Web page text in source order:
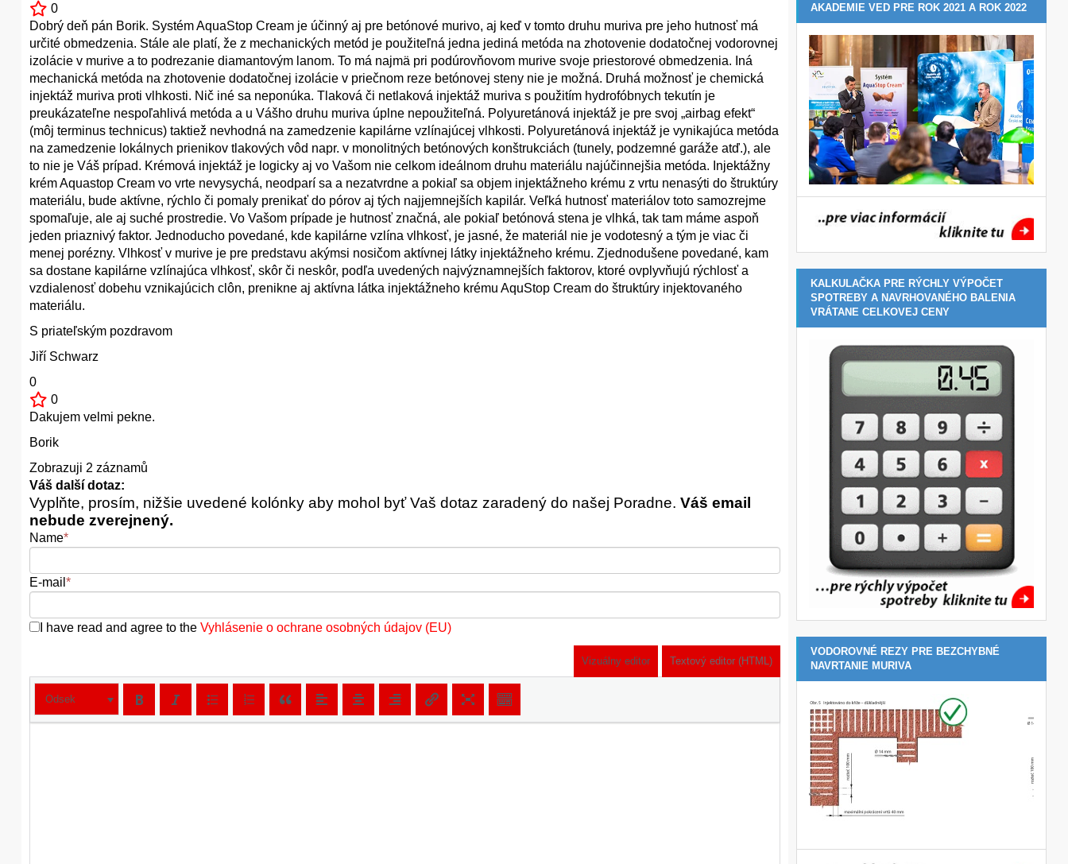
0
Dobrý deň pán Borik. Systém AquaStop Cream je účinný aj pre betónové murivo, aj keď v tomto druhu muriva pre jeho hutnosť má
určité obmedzenia. Stále ale platí, že z mechanických metód je použiteľná jedna jediná metóda na zhotovenie dodatočnej vodorovnej
izolácie v murive a to podrezanie diamantovým lanom. To má najmä pri podúrovňovom murive svoje priestorové obmedzenia. Iná
mechanická metóda na zhotovenie dodatočnej izolácie v priečnom reze betónovej steny nie je možná. Druhá možnosť je chemická
injektáž muriva proti vlhkosti. Nič iné sa neponúka. Tlaková či netlaková injektáž muriva s použitím hydrofóbnych tekutín je
preukázateľne nespoľahlivá metóda a u Vášho druhu muriva úplne nepoužiteľná. Polyuretánová injektáž je pre svoj „airbag efekt“
(môj terminus technicus) taktiež nevhodná na zamedzenie kapilárne vzlínajúcej vlhkosti. Polyuretánová injektáž je vynikajúca metóda
na zamedzenie lokálnych prienikov tlakových vôd napr. v monolitných betónových konštrukciách (tunely, podzemné garáže atď.), ale
to nie je Váš prípad. Krémová injektáž je logicky aj vo Vašom nie celkom ideálnom druhu materiálu najúčinnejšia metóda. Injektážny
krém Aquastop Cream vo vrte nevysychá, neodparí sa a nezatvrdne a pokiaľ sa objem injektážneho krému z vrtu nenasýti do štruktúry
materiálu, bude aktívne, rýchlo či pomaly prenikať do pórov aj tých najjemnejších kapilár. Veľká hutnosť materiálov toto samozrejme
spomaľuje, ale aj suché prostredie. Vo Vašom prípade je hutnosť značná, ale pokiaľ betónová stena je vlhká, tak tam máme aspoň
jeden priaznivý faktor. Jednoducho povedané, kde kapilárne vzlína vlhkosť, je jasné, že materiál nie je vodotesný a tým je viac či
menej porézny. Vlhkosť v murive je pre predstavu akýmsi nosičom aktívnej látky injektážneho krému. Zjednodušene povedané, kam
sa dostane kapilárne vzlínajúca vlhkosť, skôr či neskôr, podľa uvedených najvýznamnejších faktorov, ktoré ovplyvňujú rýchlosť a
vzdialenosť dobehu vznikajúcich clôn, prenikne aj aktívna látka injektážneho krému AquStop Cream do štruktúry injektovaného
materiálu.
S priateľským pozdravom
Jiří Schwarz
0
0
Dakujem velmi pekne.
Borik
Zobrazuji 2 záznamů
Váš další dotaz:
Vyplňte, prosím, nižšie uvedené kolónky aby mohol byť Vaš dotaz zaradený do našej Poradne. Váš email
nebude zverejnený.
Name*
E-mail *
I have read and agree to the Vyhlásenie o ochrane osobných údajov (EU)
Vizuálny editor Textový editor (HTML)
Odsek
AKADEMIE VED PRE ROK 2021 A ROK 2022
KALKULAČKA PRE RÝCHLY VÝPOČET
SPOTREBY A NAVRHOVANÉHO BALENIA
VRÁTANE CELKOVEJ CENY
VODOROVNÉ REZY PRE BEZCHYBNÉ
NAVRTANIE MURIVA